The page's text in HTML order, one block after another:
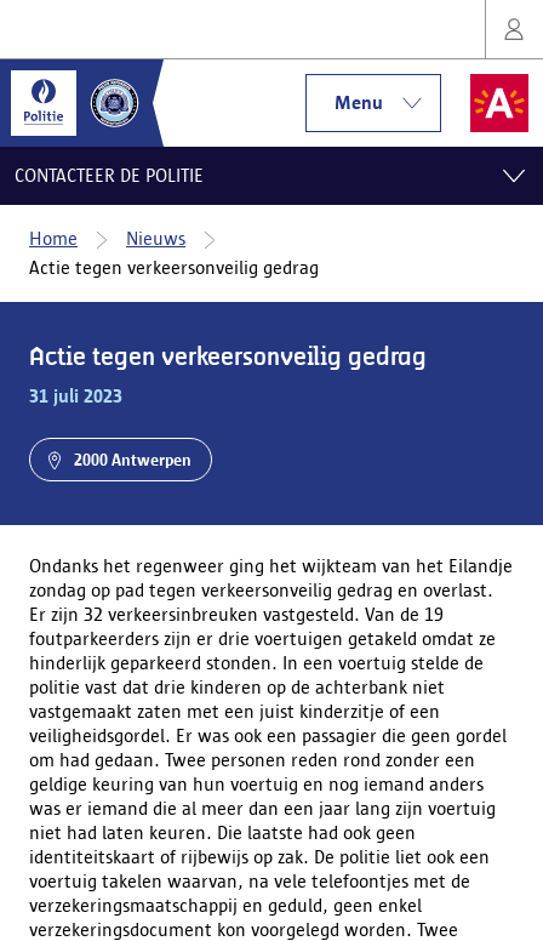
Menu
CONTACTEER DE POLITIE
Home
Nieuws
Actie tegen verkeersonveilig gedrag
Actie tegen verkeersonveilig gedrag
31 juli 2023
2000 Antwerpen
Ondanks het regenweer ging het wijkteam van het Eilandje
zondag op pad tegen verkeersonveilig gedrag en overlast.
Er zijn 32 verkeersinbreuken vastgesteld. Van de 19
foutparkeerders zijn er drie voertuigen getakeld omdat ze
hinderlijk geparkeerd stonden. In een voertuig stelde de
politie vast dat drie kinderen op de achterbank niet
vastgemaakt zaten met een juist kinderzitje of een
veiligheidsgordel. Er was ook een passagier die geen gordel
om had gedaan. Twee personen reden rond zonder een
geldige keuring van hun voertuig en nog iemand anders
was er iemand die al meer dan een jaar lang zijn voertuig
niet had laten keuren. Die laatste had ook geen
identiteitskaart of rijbewijs op zak. De politie liet ook een
voertuig takelen waarvan, na vele telefoontjes met de
verzekeringsmaatschappij en geduld, geen enkel
verzekeringsdocument kon voorgelegd worden. Twee